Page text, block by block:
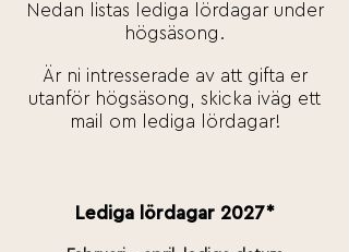
Nedan listas lediga lördagar under
högsäsong.
Är ni intresserade av att gifta er
utanför högsäsong, skicka iväg ett
mail om lediga lördagar!
Lediga lördagar 2027*